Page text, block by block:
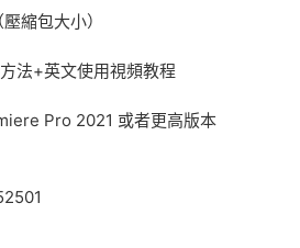
縮包大小）
法+英文使用視頻教程
Pro 2021 或者更高版本